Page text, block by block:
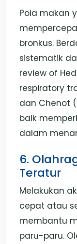
Pola makan
bronkus.
sistematik
review of
respiratory
dan Chenot
baik
dalam
6.
Teratur
Melakukan
cepat atau
membantu
paru-paru.